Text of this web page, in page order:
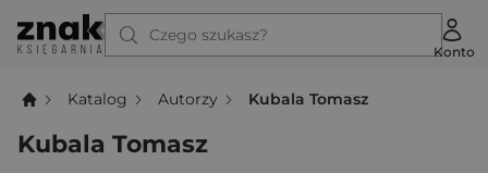
Czego szukasz?
Konto
Katalog Autorzy Kubala Tomasz
Kubala Tomasz